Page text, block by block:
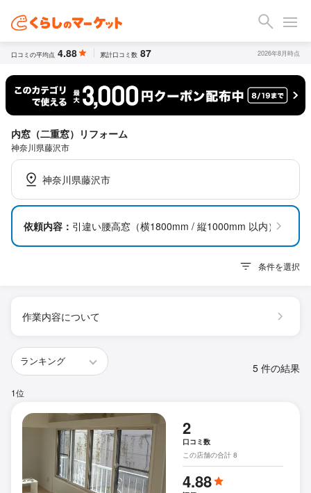
口コミの平均点 4.88 累計口コミ数 87 2026年8月時点
内窓（二重窓）リフォーム
神奈川県藤沢市
神奈川県藤沢市
依頼内容： 引違い腰高窓（横1800mm / 縦1000mm 以内）1枚
条件を選択
作業内容について
5 件の結果
1位
2
口コミ数
この店舗の合計 8
4.88